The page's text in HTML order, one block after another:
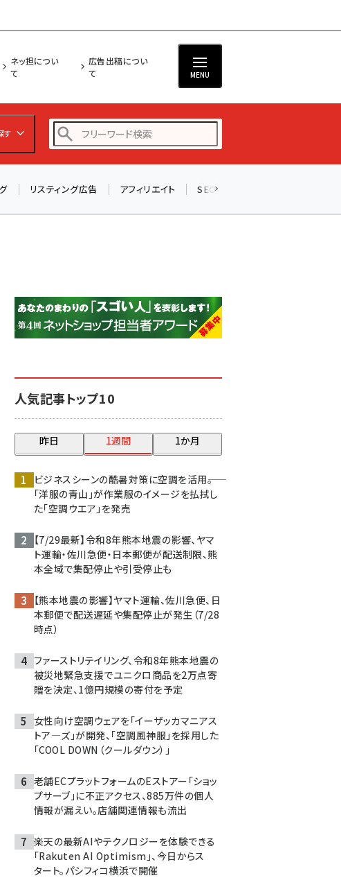
ネッ担につい
て
広告出稿につい
て
MENU
す
アスクル (1117)
base (1071)
リスティング広告 アフィリエイト SEO
人気記事トップ10
昨日 1週間 1か月
ビジネスシーンの酷暑対策に空調を活用――。
「洋服の青山」が作業服のイメージを払拭し
た「空調ウエア」を発売
【7/29最新】令和8年熊本地震の影響、ヤマ
ト運輸・佐川急便・日本郵便が配送制限、熊
本全域で集配停止や引受停止も
【熊本地震の影響】ヤマト運輸、佐川急便、日
本郵便で配送遅延や集配停止が発生（7/28
時点）
ファーストリテイリング、令和8年熊本地震の
被災地緊急支援でユニクロ商品を2万点寄
贈を決定、1億円規模の寄付を予定
女性向け空調ウェアを「イーザッカマニアス
トア―ズ」が開発、「空調風神服」を採用した
「COOL DOWN（クールダウン）」
老舗ECプラットフォームのEストアー「ショッ
プサーブ」に不正アクセス、885万件の個人
情報が漏えい。店舗関連情報も流出
楽天の最新AIやテクノロジーを体験できる
「Rakuten AI Optimism」、今日からス
タート。パシフィコ横浜で開催